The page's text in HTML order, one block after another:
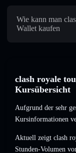
Wie kann man
Wallet kaufen
clash royale
Kursübersicht
Aufgrund der sehr
Kursinformationen
Aktuell zeigt clash
Stunden-Volumen